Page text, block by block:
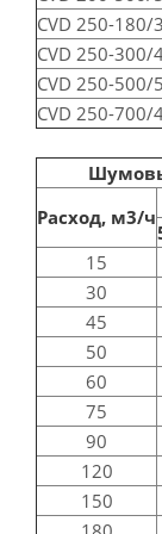
CVD 250-180/3
CVD 250-300/
CVD 250-500/5
CVD 250-700/
Расход, м3/ч
15
30
45
50
60
75
90
120
150